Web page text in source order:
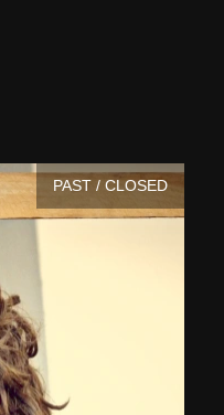
PAST / CLOSED